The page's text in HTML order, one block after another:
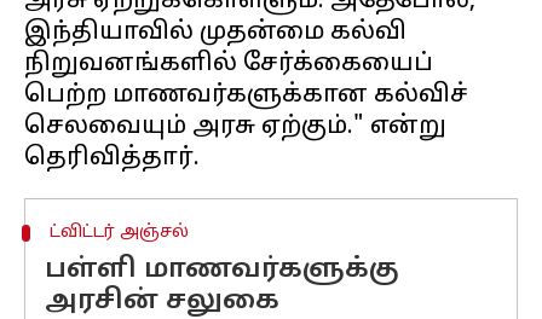
இந்தியாவில் முதன்மை கல்வி
நிறுவனங்களில் சேர்க்கையைப்
பெற்ற மாணவர்களுக்கான கல்விச்
செலவையும் அரசு ஏற்கும்." என்று
ட்விட்டர் அஞ்சல்
பள்ளி மாணவர்களுக்கு
அரசின் சலுகை